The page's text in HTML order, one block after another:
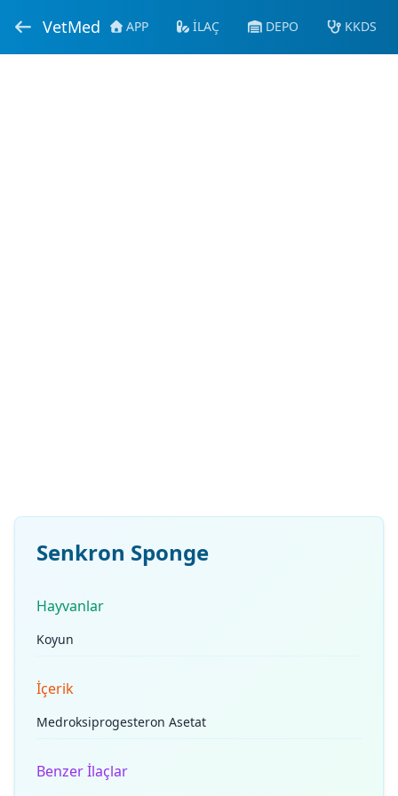
VetMed APP İLAÇ DEPO KKDS
Senkron Sponge
Hayvanlar
Koyun
İçerik
Medroksiprogesteron Asetat
Benzer İlaçlar